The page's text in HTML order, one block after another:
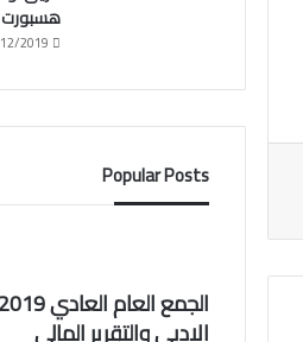
هسبورت
2019
Popular Posts
الادبي والتقرير المالي